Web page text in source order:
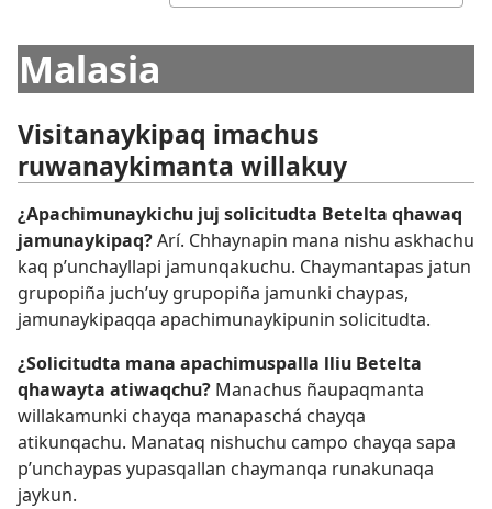
Malasia
Visitanaykipaq imachus
ruwanaykimanta willakuy
¿Apachimunaykichu juj solicitudta Betelta qhawaq
jamunaykipaq?Arí. Chhaynapin mana nishu askhachu
kaq p’unchayllapi jamunqakuchu. Chaymantapas jatun
grupopiña juch’uy grupopiña jamunki chaypas,
jamunaykipaqqa apachimunaykipunin solicitudta.
¿Solicitudta mana apachimuspalla lliu Betelta
qhawayta atiwaqchu? Manachus ñaupaqmanta
willakamunki chayqa manapaschá chayqa
atikunqachu. Manataq nishuchu campo chayqa sapa
p’unchaypas yupasqallan chaymanqa runakunaqa
jaykun.